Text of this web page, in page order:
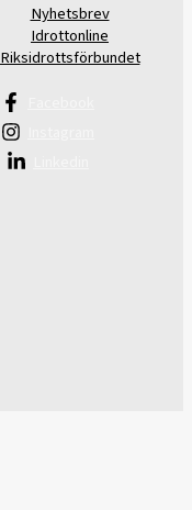
Nyhetsbrev
Idrottonline
Riksidrottsförbundet